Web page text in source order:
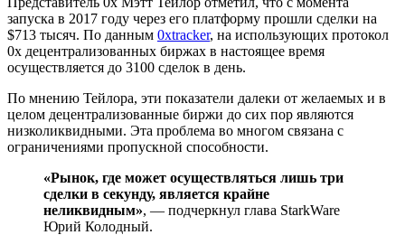
запуска в 2017 году через его платформу прошли сделки на
$713 тысяч. По данным 0xtracker, на использующих протокол
0x децентрализованных биржах в настоящее время
осуществляется до 3100 сделок в день.
По мнению Тейлора, эти показатели далеки от желаемых и в
целом децентрализованные биржи до сих пор являются
низколиквидными. Эта проблема во многом связана с
ограничениями пропускной способности.
«Рынок, где может осуществляться лишь три
сделки в секунду, является крайне
неликвидным», — подчеркнул глава StarkWare
Юрий Колодный.